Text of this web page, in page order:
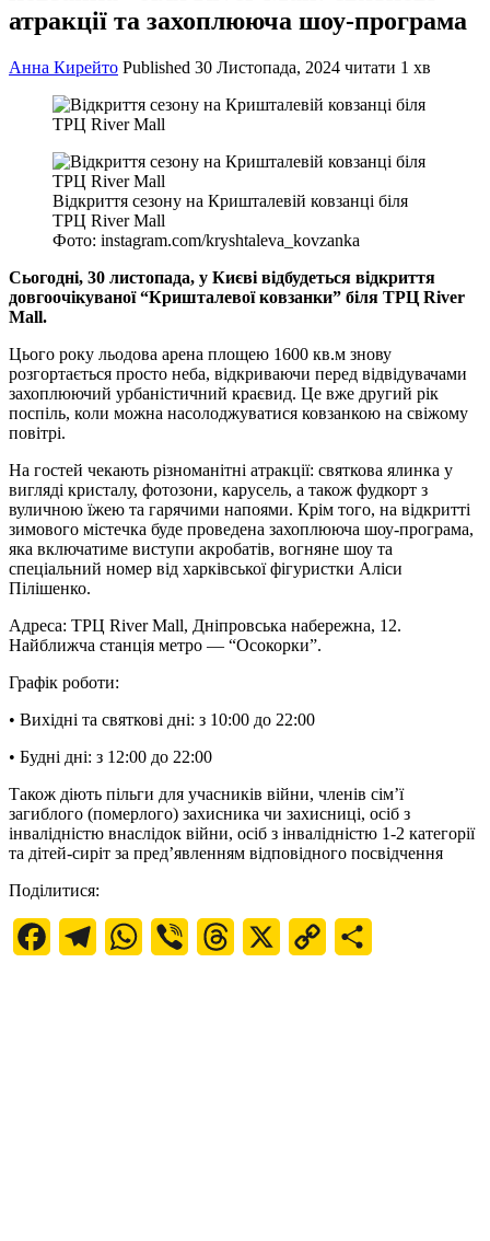
атракції та захоплююча шоу-програма
Анна Кирейто Published 30 Листопада, 2024 читати 1 хв
Відкриття сезону на Кришталевій ковзанці біля
ТРЦ River Mall
Фото: instagram.com/kryshtaleva_kovzanka
Сьогодні, 30 листопада, у Києві відбудеться відкриття
довгоочікуваної “Кришталевої ковзанки” біля ТРЦ River
Mall.
Цього року льодова арена площею 1600 кв.м знову
розгортається просто неба, відкриваючи перед відвідувачами
захоплюючий урбаністичний краєвид. Це вже другий рік
поспіль, коли можна насолоджуватися ковзанкою на свіжому
повітрі.
На гостей чекають різноманітні атракції: святкова ялинка у
вигляді кристалу, фотозони, карусель, а також фудкорт з
вуличною їжею та гарячими напоями. Крім того, на відкритті
зимового містечка буде проведена захоплююча шоу-програма,
яка включатиме виступи акробатів, вогняне шоу та
спеціальний номер від харківської фігуристки Аліси
Пілішенко.
Адреса: ТРЦ River Mall, Дніпровська набережна, 12.
Найближча станція метро — “Осокорки”.
Графік роботи:
• Вихідні та святкові дні: з 10:00 до 22:00
• Будні дні: з 12:00 до 22:00
Також діють пільги для учасників війни, членів сім’ї
загиблого (померлого) захисника чи захисниці, осіб з
інвалідністю внаслідок війни, осіб з інвалідністю 1-2 категорії
та дітей-сиріт за пред’явленням відповідного посвідчення
Поділитися:
FacebookTelegramWhatsApp
Viber Threads
Copy